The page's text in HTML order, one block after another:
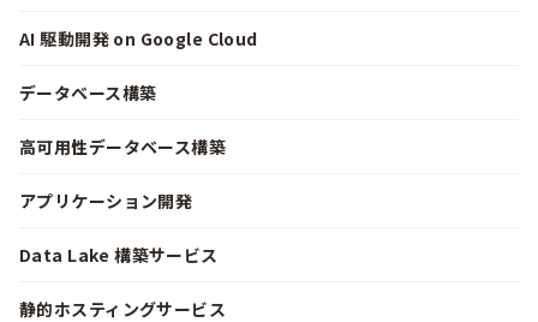
AI 駆動開発 on Google Cloud
データベース構築
高可用性データベース構築
アプリケーション開発
Data Lake 構築サービス
静的ホスティングサービス